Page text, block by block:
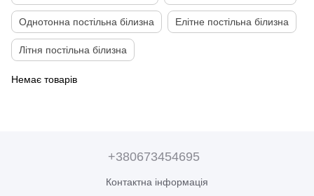
Однотонна постільна білизна Елітне постільна білизна
Літня постільна білизна
Немає товарів
+380673454695
Контактна інформація